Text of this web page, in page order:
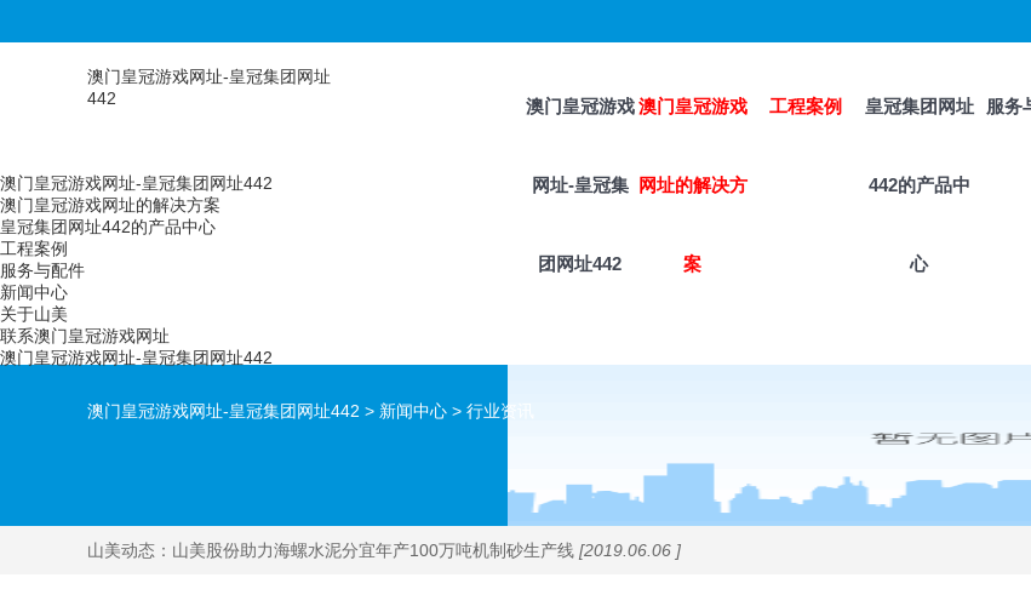
澳门皇冠游戏网址-皇冠集团网址
442
澳门皇冠游戏
网址-皇冠集
团网址442
澳门皇冠游戏
网址的解决方
案
工程案例 皇冠集团网址
442的产品中
心
服务
澳门皇冠游戏网址-皇冠集团网址442
澳门皇冠游戏网址的解决方案
皇冠集团网址442的产品中心
工程案例
服务与配件
新闻中心
关于山美
联系澳门皇冠游戏网址
澳门皇冠游戏网址-皇冠集团网址442
澳门皇冠游戏网址-皇冠集团网址442 > 新闻中心 > 行业资讯
山美动态： 山美股份助力海螺水泥分宜年产100万吨机制砂生产线 [2019.06.06 ]